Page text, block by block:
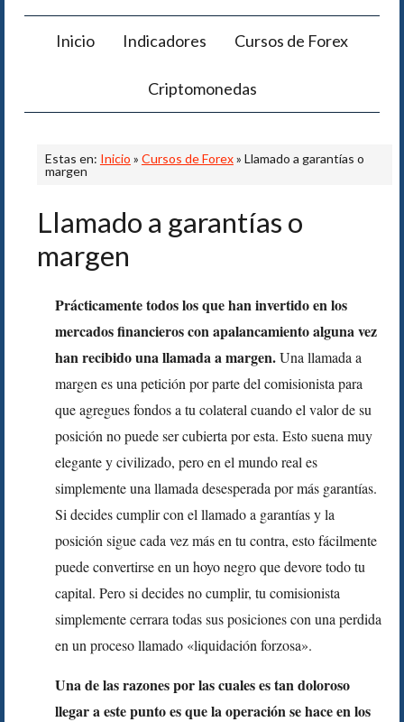
Inicio Indicadores Cursos de Forex
Criptomonedas
Estas en: Inicio » Cursos de Forex» Llamado a garantías o
margen
Llamado a garantías o
margen
Prácticamente todos los que han invertido en los
mercados financieros con apalancamiento alguna vez
han recibido una llamada a margen.Una llamada a
margen es una petición por parte del comisionista para
que agregues fondos a tu colateral cuando el valor de su
posición no puede ser cubierta por esta. Esto suena muy
elegante y civilizado, pero en el mundo real es
simplemente una llamada desesperada por más garantías.
Si decides cumplir con el llamado a garantías y la
posición sigue cada vez más en tu contra, esto fácilmente
puede convertirse en un hoyo negro que devore todo tu
capital. Pero si decides no cumplir, tu comisionista
simplemente cerrara todas sus posiciones con una perdida
en un proceso llamado «liquidación forzosa».
Una de las razones por las cuales es tan doloroso
llegar a este punto es que la operación se hace en los